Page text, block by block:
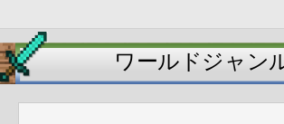
ワールドジャン